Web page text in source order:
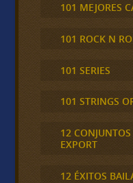
101 MEJORES
101 ROCK N
101 SERIES
101 STRINGS
12
EXPORT
12 ÉXITOS